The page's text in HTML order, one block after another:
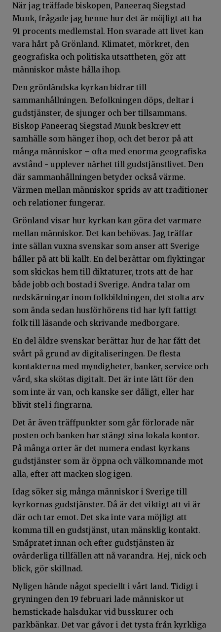
När jag träffade biskopen, Paneeraq Siegstad
Munk, frågade jag henne hur det är möjligt att ha
91 procents medlemstal. Hon svarade att livet kan
vara hårt på Grönland. Klimatet, mörkret, den
geografiska och politiska utsattheten, gör att
människor måste hålla ihop.
Den grönländska kyrkan bidrar till
sammanhållningen. Befolkningen döps, deltar i
gudstjänster, de sjunger och ber tillsammans.
Biskop Paneeraq Siegstad Munk beskrev ett
samhälle som hänger ihop, och det beror på att
många människor – ofta med enorma geografiska
avstånd - upplever närhet till gudstjänstlivet. Den
där sammanhållningen betyder också värme.
Värmen mellan människor sprids av att traditioner
och relationer fungerar.
Grönland visar hur kyrkan kan göra det varmare
mellan människor. Det kan behövas. Jag träffar
inte sällan vuxna svenskar som anser att Sverige
håller på att bli kallt. En del berättar om flyktingar
som skickas hem till diktaturer, trots att de har
både jobb och bostad i Sverige. Andra talar om
nedskärningar inom folkbildningen, det stolta arv
som ända sedan husförhörens tid har lyft fattigt
folk till läsande och skrivande medborgare.
En del äldre svenskar berättar hur de har fått det
svårt på grund av digitaliseringen. De flesta
kontakterna med myndigheter, banker, service och
vård, ska skötas digitalt. Det är inte lätt för den
som inte är van, och kanske ser dåligt, eller har
blivit stel i fingrarna.
Det är även träffpunkter som går förlorade när
posten och banken har stängt sina lokala kontor.
På många orter är det numera endast kyrkans
gudstjänster som är öppna och välkomnande mot
alla, efter att macken slog igen.
Idag söker sig många människor i Sverige till
kyrkornas gudstjänster. Då är det viktigt att vi är
där och tar emot. Det ska inte vara möjligt att
komma till en gudstjänst, utan mänsklig kontakt.
Småpratet innan och efter gudstjänsten är
ovärderliga tillfällen att nå varandra. Hej, nick och
blick, gör skillnad.
Nyligen hände något speciellt i vårt land. Tidigt i
gryningen den 19 februari lade människor ut
hemstickade halsdukar vid busskurer och
parkbänkar. Det var gåvor i det tysta från kyrkliga